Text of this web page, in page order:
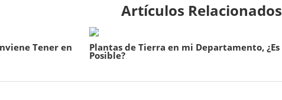
Artículos Relacionados
Tener en Plantas de Tierra en mi Departamento, ¿Es
Posible?